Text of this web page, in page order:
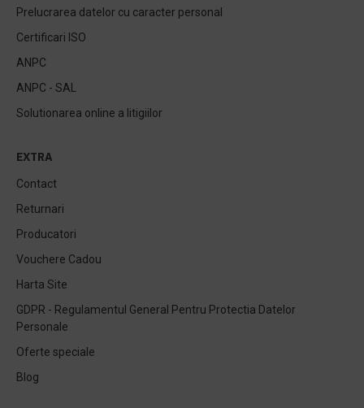
Prelucrarea datelor cu caracter personal
Certificari ISO
ANPC
ANPC - SAL
Solutionarea online a litigiilor
EXTRA
Contact
Returnari
Producatori
Vouchere Cadou
Harta Site
GDPR - Regulamentul General Pentru Protectia Datelor
Personale
Oferte speciale
Blog